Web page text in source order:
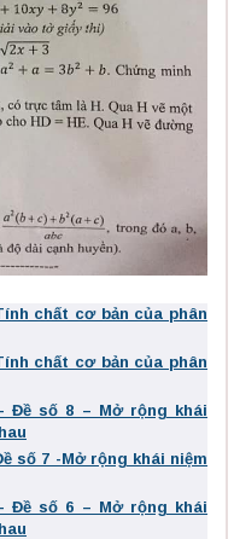
chất cơ bản của phân
chất cơ bản của phân
Đề số 8 – Mở rộng khái
số 7 -Mở rộng khái niệm
Đề số 6 – Mở rộng khái